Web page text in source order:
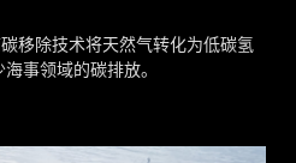
移除技术将天然气转化为低碳氢
事领域的碳排放。